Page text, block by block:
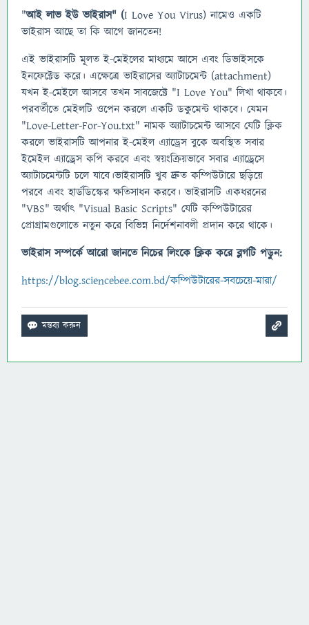
"আই লাভ ইউ ভাইরাস" (I Love You Virus) নামেও একটি
ভাইরাস আছে তা কি আগে জানতেন!
এই ভাইরাসটি মূলত ই-মেইলের মাধ্যমে আসে এবং ডিভাইসকে
ইনফেক্টেড করে। এক্ষেত্রে ভাইরাসের অ্যাটাচমেন্ট (attachment)
যখন ই-মেইলে আসবে তখন সাবজেক্টে "I Love You" লিখা থাকবে।
পরবর্তীতে মেইলটি ওপেন করলে একটি ডকুমেন্ট থাকবে। যেমন
"Love-Letter-For-You.txt" নামক অ্যাটাচমেন্ট আসবে যেটি ক্লিক
করলে ভাইরাসটি আপনার ই-মেইল এ্যাড্রেস বুকে অবস্থিত সবার
ইমেইল এ্যাড্রেস কপি করবে এবং স্বয়ংক্রিয়ভাবে সবার এ্যাড্রেসে
অ্যাটাচমেন্টটি চলে যাবে।ভাইরাসটি খুব দ্রুত কম্পিউটারে ছড়িয়ে
পরবে এবং হার্ডডিস্কের ক্ষতিসাধন করবে। ভাইরাসটি একধরনের
"VBS" অর্থাৎ "Visual Basic Scripts" যেটি কম্পিউটারের
প্রোগ্রামগুলোতে নতুন করে বিভিন্ন নির্দেশনাবলী প্রদান করে থাকে।
ভাইরাস সম্পর্কে আরো জানতে নিচের লিংকে ক্লিক করে ব্লগটি পড়ুন:
https://blog.sciencebee.com.bd/কম্পিউটারের-সবচেয়ে-মারা/